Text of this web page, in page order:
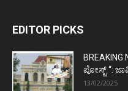
EDITOR PICKS
ಪೋಸ್ಟ್‌ “:
13/02/2025